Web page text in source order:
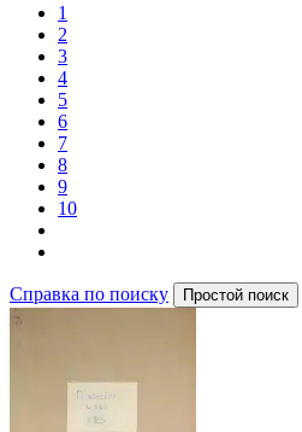
1
2
3
4
5
6
7
8
9
10
Справка по поиску